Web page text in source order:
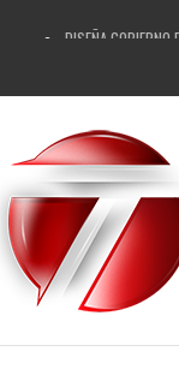
DISEÑA GOBIERNO
REFRENDAN LOS
FORTALECE
GOBIERNO DE
CUARTA FERIA
RECONOCE
EGRESA
SON MUJERES